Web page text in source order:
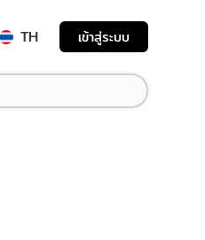
TH เข้าสู่ระบบ